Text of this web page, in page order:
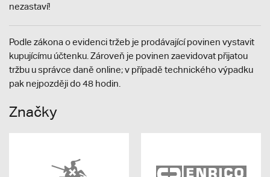
nezastaví!
Podle zákona o evidenci tržeb je prodávající povinen vystavit
kupujícímu účtenku. Zároveň je povinen zaevidovat přijatou
tržbu u správce daně online; v případě technického výpadku
pak nejpozději do 48 hodin.
Značky